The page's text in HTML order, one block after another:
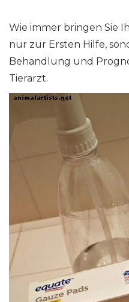
Wie immer bringen Sie
nur zur Ersten Hilfe,
Behandlung und
Tierarzt.